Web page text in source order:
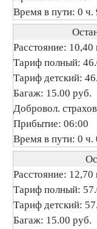
Время в пути: 0 ч.
Расстояние: 10,40
Тариф полный:
Тариф детский:
Багаж: 15.00 руб.
Добровол.
Прибытие: 06:00
Время в пути: 0 ч.
Расстояние: 12,70
Тариф полный:
Тариф детский:
Багаж: 15.00 руб.